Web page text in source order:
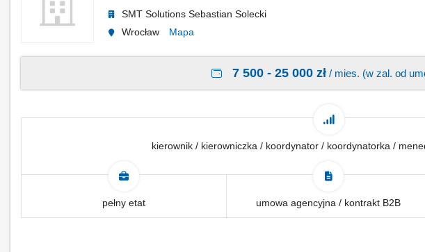
SMT Solutions Sebastian Solecki
Wrocław
Mapa
7 500 - 25 000 zł/ mies. (w zal. od
kierownik / kierowniczka / koordynator / koordynatorka /
pełny etat umowa agencyjna / kontrakt B2B